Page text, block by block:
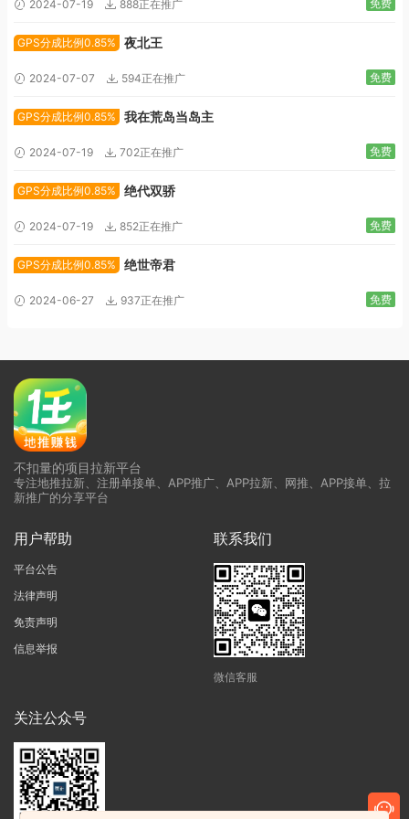
2024-07-19 888正在推广 免费
GPS分成比例0.85% 夜北王
2024-07-07 594正在推广 免费
GPS分成比例0.85% 我在荒岛当岛主
2024-07-19 702正在推广 免费
GPS分成比例0.85% 绝代双骄
2024-07-19 852正在推广 免费
GPS分成比例0.85% 绝世帝君
2024-06-27 937正在推广 免费
不扣量的项目拉新平台
专注地推拉新、注册单接单、APP推广、APP拉新、网推、APP接单、拉
新推广的分享平台
用户帮助
平台公告
法律声明
免责声明
信息举报
联系我们
微信客服
关注公众号